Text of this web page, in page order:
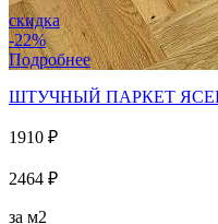
скидка
-22%
Подробнее
ШТУЧНЫЙ ПАРКЕТ
1910 ₽
2464 ₽
за м2